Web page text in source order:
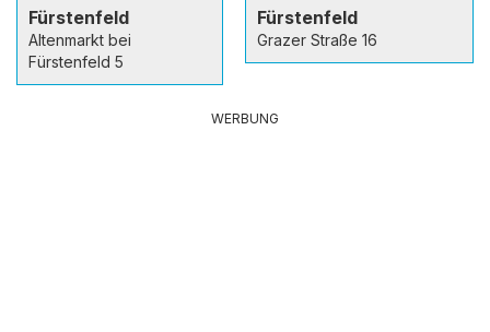
Fürstenfeld
Altenmarkt bei
Fürstenfeld 5
Fürstenfeld
Grazer Straße 16
WERBUNG